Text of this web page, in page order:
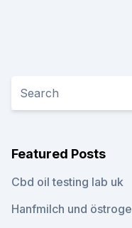
Featured Posts
Cbd oil testing lab uk
Hanfmilch und